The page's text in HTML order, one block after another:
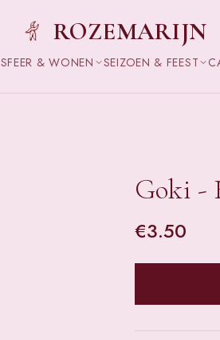
ROZEMARIJN
SFEER & WONEN SEIZOEN & FEEST
Goki -
€3.50